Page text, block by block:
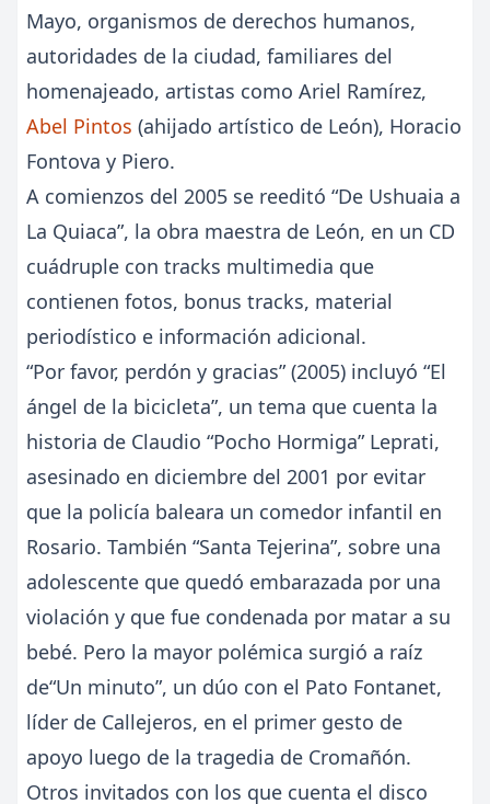
Mayo, organismos de derechos humanos,
autoridades de la ciudad, familiares del
homenajeado, artistas como Ariel Ramírez,
Abel Pintos (ahijado artístico de León), Horacio
Fontova y Piero.
A comienzos del 2005 se reeditó “De Ushuaia a
La Quiaca”, la obra maestra de León, en un CD
cuádruple con tracks multimedia que
contienen fotos, bonus tracks, material
periodístico e información adicional.
“Por favor, perdón y gracias” (2005) incluyó “El
ángel de la bicicleta”, un tema que cuenta la
historia de Claudio “Pocho Hormiga” Leprati,
asesinado en diciembre del 2001 por evitar
que la policía baleara un comedor infantil en
Rosario. También “Santa Tejerina”, sobre una
adolescente que quedó embarazada por una
violación y que fue condenada por matar a su
bebé. Pero la mayor polémica surgió a raíz
de“Un minuto”, un dúo con el Pato Fontanet,
líder de Callejeros, en el primer gesto de
apoyo luego de la tragedia de Cromañón.
Otros invitados con los que cuenta el disco